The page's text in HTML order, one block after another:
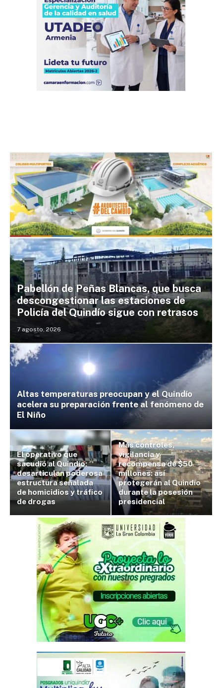
Pabellón de Peñas Blancas, que busca
descongestionar las estaciones de
Policía del Quindío sigue con retrasos
7 agosto, 2026
Altas temperaturas preocupan y el Quindío
acelera su preparación frente al fenómeno de
El Niño
El operativo que
sacudió al Quindío:
desarticulan poderosa
estructura señalada
de homicidios y tráfico
de drogas
Más controles,
vigilancia y
recompensa de $50
millones: así
protegerán al Quindío
durante la posesión
presidencial